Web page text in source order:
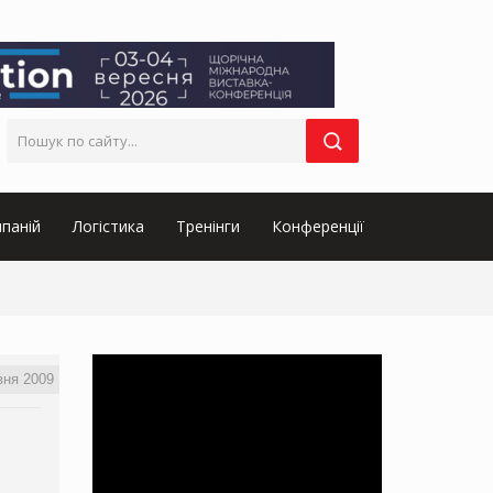
Логістика Тренінги Конференції
2009